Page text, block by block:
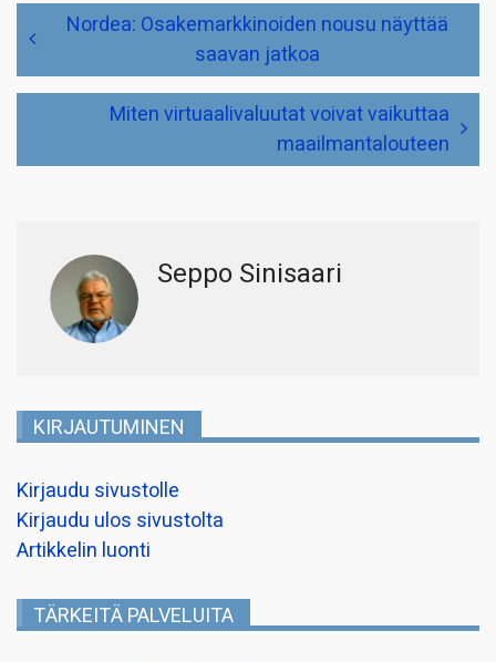
Artikkelien
selaus
Nordea: Osakemarkkinoiden nousu näyttää
saavan jatkoa
Miten virtuaalivaluutat voivat vaikuttaa
maailmantalouteen
Seppo Sinisaari
KIRJAUTUMINEN
Kirjaudu sivustolle
Kirjaudu ulos sivustolta
Artikkelin luonti
TÄRKEITÄ PALVELUITA